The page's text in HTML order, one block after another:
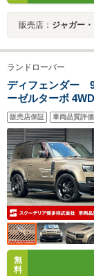
販売店： ジャガー
ランドローバー
ディフェンダー
ーゼルターボ
ンションパック
イドステップ デ
ー
販売店保証 車両品質評
無
料